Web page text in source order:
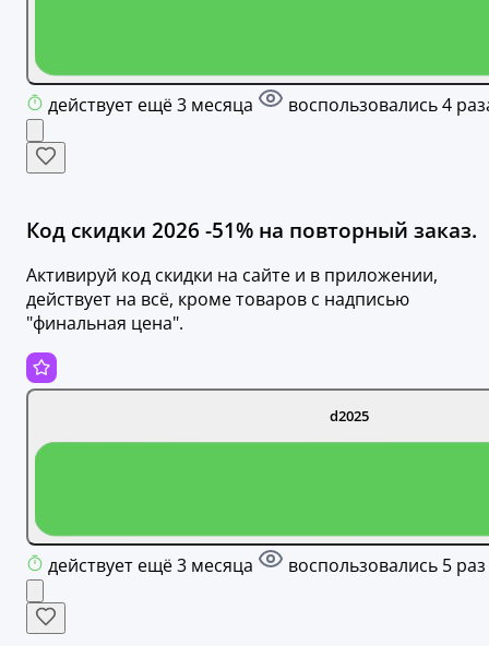
действует ещё 3 месяца воспользовались 4
Код скидки 2026 -51% на повторный заказ.
Активируй код скидки на сайте и в приложении,
действует на всё, кроме товаров с надписью
"финальная цена".
d2025
действует ещё 3 месяца воспользовались 5 раз